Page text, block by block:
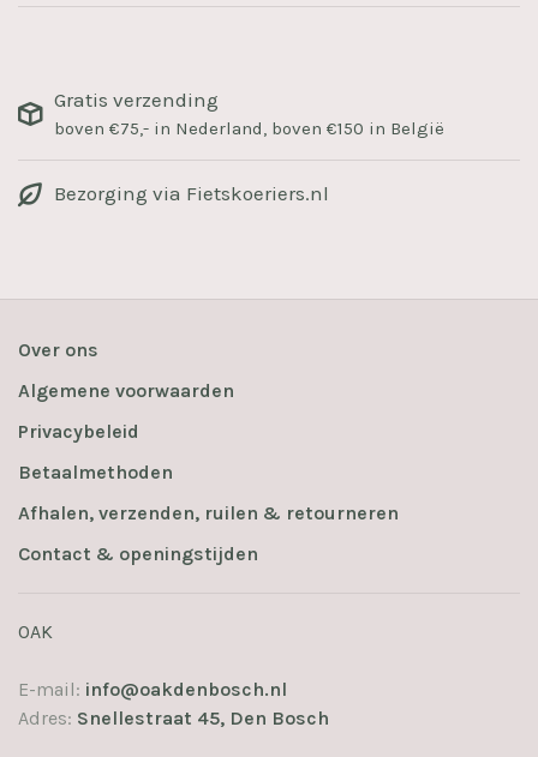
Gratis verzending
boven €75,- in Nederland, boven €150 in België
Bezorging via Fietskoeriers.nl
Over ons
Algemene voorwaarden
Privacybeleid
Betaalmethoden
Afhalen, verzenden, ruilen & retourneren
Contact & openingstijden
OAK
E-mail: info@oakdenbosch.nl
Adres: Snellestraat 45, Den Bosch